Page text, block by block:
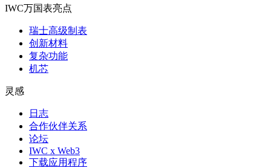
IWC万国表亮点
瑞士高级制表
创新材料
复杂功能
机芯
灵感
日志
合作伙伴关系
论坛
IWC x Web3
下载应用程序